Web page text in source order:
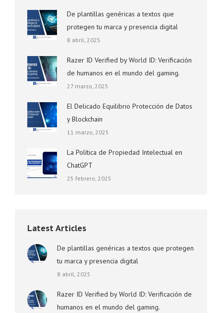
De plantillas genéricas a textos que
protegen tu marca y presencia digital
8 abril, 2025
Razer ID Verified by World ID: Verificación
de humanos en el mundo del gaming.
27 marzo, 2025
El Delicado Equilibrio Protección de Datos
y Blockchain
11 marzo, 2025
La Política de Propiedad Intelectual en
ChatGPT
25 febrero, 2025
Latest Articles
De plantillas genéricas a textos que protegen
tu marca y presencia digital
8 abril, 2025
Razer ID Verified by World ID: Verificación de
humanos en el mundo del gaming.